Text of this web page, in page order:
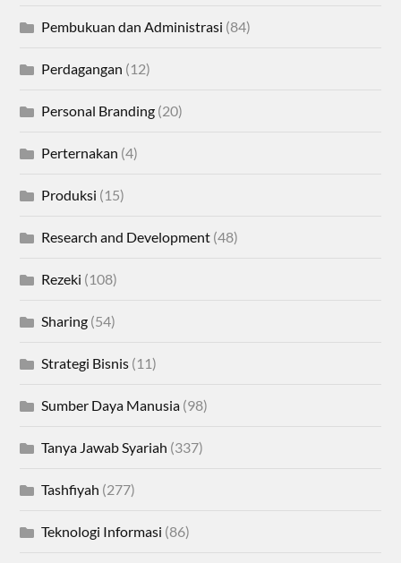
Pembukuan dan Administrasi (84)
Perdagangan (12)
Personal Branding (20)
Perternakan (4)
Produksi (15)
Research and Development (48)
Rezeki (108)
Sharing (54)
Strategi Bisnis (11)
Sumber Daya Manusia (98)
Tanya Jawab Syariah (337)
Tashfiyah (277)
Teknologi Informasi (86)